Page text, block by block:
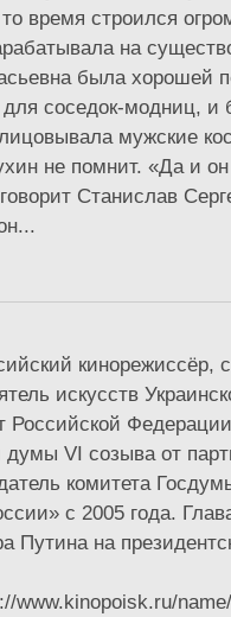
то время строился
на
была хорошей
для соседок-модниц, и
мужские
не помнит. «Да и
Станислав
кинорежиссёр,
искусств
Российской
думы VI созыва от
комитета
с 2005 года.
Путина на
www.kinopoisk.ru/